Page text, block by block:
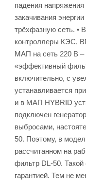
падения
закачивания
трёхфазную сеть. •
контроллеры КЭС,
МАП на сеть 220 В –
«эффективный
включительно, с
устанавливается
и в МАП HYBRID
подключен
выбросами,
50. Поэтому, в
рассчитанном на
фильтр DL-50. Такой
гарантией. Тем не